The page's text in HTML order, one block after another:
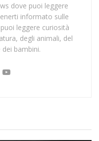
dove puoi leggere
informato sulle
leggere curiosità
degli animali, del
bambini.